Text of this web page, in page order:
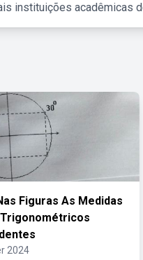
instituições acadêmicas
Figuras As Medidas
2024